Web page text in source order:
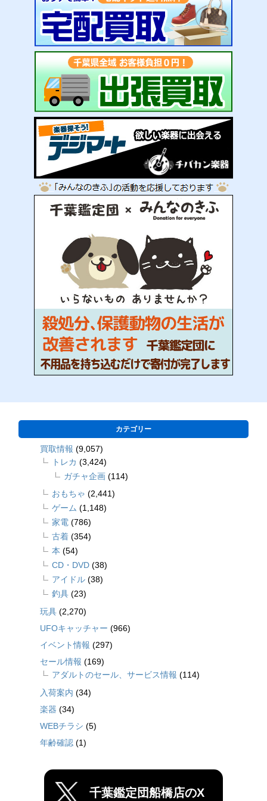
カテゴリー
買取情報 (9,057)
トレカ (3,424)
ガチャ企画 (114)
おもちゃ (2,441)
ゲーム (1,148)
家電 (786)
古着 (354)
本 (54)
CD・DVD (38)
アイドル (38)
釣具 (23)
玩具 (2,270)
UFOキャッチャー (966)
イベント情報 (297)
セール情報 (169)
アダルトのセール、サービス情報 (114)
入荷案内 (34)
楽器 (34)
WEBチラシ (5)
年齢確認 (1)
千葉鑑定団船橋店のX